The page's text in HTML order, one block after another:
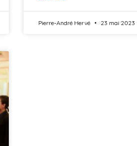
Pierre-André Hervé 23 mai 2023